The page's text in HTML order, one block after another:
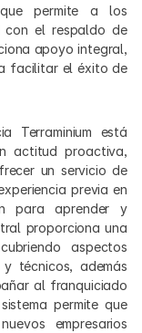
permite a los
con el respaldo de
apoyo integral,
facilitar el éxito de
Terraminium está
actitud proactiva,
un servicio de
previa en
para aprender y
proporciona una
aspectos
técnicos, además
al franquiciado
permite que
empresarios